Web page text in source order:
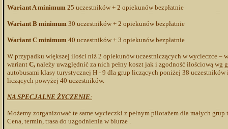
Wariant A minimum 25 uczestników + 2 opiekunów bezpłatnie
Wariant B minimum 30 uczestników + 2 opiekunów bezpłatnie
Wariant C minimum 40 uczestników + 3 opiekunów bezpłatnie
W przypadku większej ilości niż 2 opiekunów uczestniczących w wycieczce –
wariant C, należy uwzględnić za nich pełny koszt jak i zgodność ilościową wg
autobusami klasy turystycznej H - 9 dla grup liczących poniżej 38
liczących powyżej 40 uczestników.
NA SPECJALNE ŻYCZENIE :
Możemy zorganizować te same wycieczki z pełnym pilotażem dla małych grup
Cena, termin, trasa do uzgodnienia w biurze .